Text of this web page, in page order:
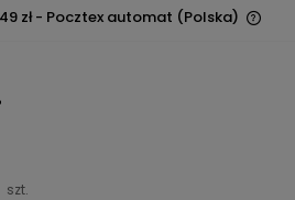
zł - Pocztex automat (Polska)
szt.